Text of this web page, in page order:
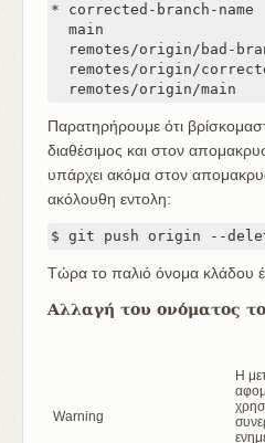
* corrected-branch-name
  main
remotes/origin/bad-
remotes/origin/
  remotes/origin/main
Παρατηρήρουμε ότι
διαθέσιμος και στον
υπάρχει ακόμα στον
ακόλουθη εντολη:
$ git push origin --
Τώρα το παλιό όνομα κλάδου
Αλλαγή του ονόματος
Warning
Η